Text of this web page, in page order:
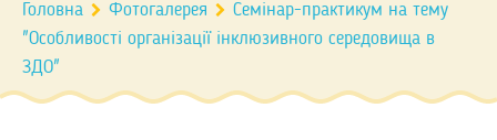
Головна Фотогалерея
Семінар-практикум на тему
"Особливості організації інклюзивного середовища в
ЗДО"